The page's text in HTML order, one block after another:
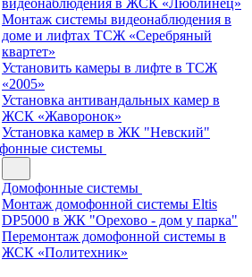
видеонаблюдения в ЖСК «Люблинец»
Монтаж системы видеонаблюдения в
доме и лифтах ТСЖ «Серебряный
квартет»
Установить камеры в лифте в ТСЖ
«2005»
Установка антивандальных камер в
ЖСК «Жаворонок»
Установка камер в ЖК "Невский"
системы
Домофонные системы
Монтаж домофонной системы Eltis
DP5000 в ЖК "Орехово - дом у парка"
Перемонтаж домофонной системы в
ЖСК «Политехник»